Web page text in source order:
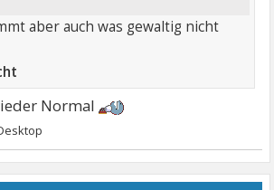
aber auch was gewaltig nicht
Normal